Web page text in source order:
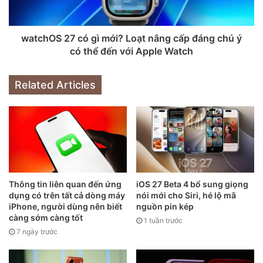
khác, cho phép đồng hồ dễ dàng phân tích dữ liệu và cung
cấp các phép đo chính xác hơn.
Liệu còn màu khác ngoài màu xanh?
Ngoài ánh sáng xanh lá cây, tùy thuộc vào kiểu smartwatch
mà người dùng có thể thấy các màu ánh sáng khác ở mặt
dưới. Ví dụ, Apple Watch có thể phát sáng màu đỏ để đo
nồng độ oxy trong máu. Quy trình này, gọi là đo xung oxy,
sử dụng ánh sáng đỏ và hồng ngoại. Khác với chức năng đo
nhịp tim, đo xung oxy không quan tâm đến tốc độ thay đổi
ánh sáng phản xạ mà chỉ chú trọng vào tổng lượng ánh
sáng phản xạ.
watchOS 27 có gì mới? Loạt nâng cấp đáng chú ý
có thể đến với Apple Watch
Related Articles
Thông tin liên quan đến ứng
dụng có trên tất cả dòng máy
iPhone, người dùng nên biết
càng sớm càng tốt
7 ngày trước
iOS 27 Beta 4 bổ sung giọng
nói mới cho Siri, hé lộ mã
nguồn pin kép
1 tuần trước